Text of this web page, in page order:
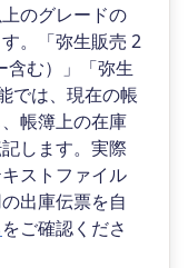
のグレードの
。「弥生販売 2
含む）」「弥生
では、現在の帳
帳簿上の在庫
します。実際
ストファイル
出庫伝票を自
をご確認くださ